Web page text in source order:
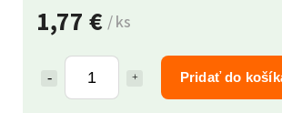
1,77 € / ks
Pridať do